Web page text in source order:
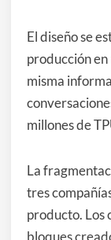
El diseño se
producción
misma
millones de
La
tres
producto. Los
bloques